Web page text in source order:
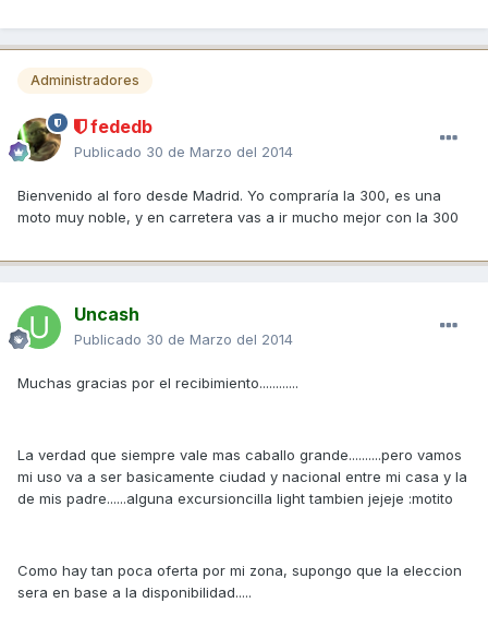
Administradores
fededb
Publicado 30 de Marzo del 2014
Bienvenido al foro desde Madrid. Yo compraría la 300, es una
moto muy noble, y en carretera vas a ir mucho mejor con la 300
Uncash
Publicado 30 de Marzo del 2014
Muchas gracias por el recibimiento............
La verdad que siempre vale mas caballo grande..........pero vamos
mi uso va a ser basicamente ciudad y nacional entre mi casa y la
de mis padre......alguna excursioncilla light tambien jejeje :motito
Como hay tan poca oferta por mi zona, supongo que la eleccion
sera en base a la disponibilidad.....